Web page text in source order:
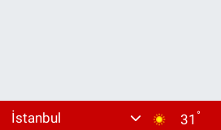
İstanbul 31 °